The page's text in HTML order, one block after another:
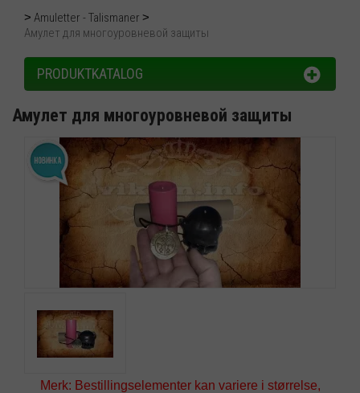
Amuletter - Talismaner
Амулет для многоуровневой защиты
PRODUKTKATALOG
Амулет для многоуровневой защиты
Merk: Bestillingselementer kan variere i størrelse,